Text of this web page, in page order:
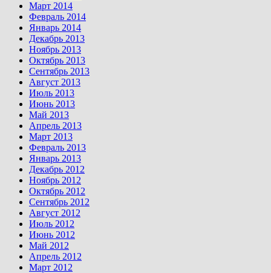
Март 2014
Февраль 2014
Январь 2014
Декабрь 2013
Ноябрь 2013
Октябрь 2013
Сентябрь 2013
Август 2013
Июль 2013
Июнь 2013
Май 2013
Апрель 2013
Март 2013
Февраль 2013
Январь 2013
Декабрь 2012
Ноябрь 2012
Октябрь 2012
Сентябрь 2012
Август 2012
Июль 2012
Июнь 2012
Май 2012
Апрель 2012
Март 2012